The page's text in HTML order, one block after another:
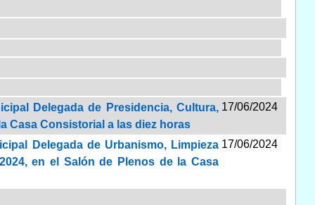
Delegada de Presidencia, Cultura,
Casa Consistorial a las diez horas
17/06/2024
Delegada de Urbanismo, Limpieza
en el Salón de Plenos de la Casa
17/06/2024